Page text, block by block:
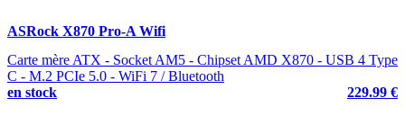
ASRock X870 Pro-A Wifi
Carte mère ATX - Socket AM5 - Chipset AMD X870 - USB 4 Type
C - M.2 PCIe 5.0 - WiFi 7 / Bluetooth
en stock
229.99 €